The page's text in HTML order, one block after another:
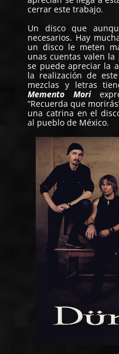
cerrar este trabajo.
Un disco que
necesarios. Hay
un disco le meten
unas cuentas valen la
se puede apreciar la
la realización de
mezclas y letras
Memento Mori
“Recuerda que
una catrina en el
al pueblo de México.